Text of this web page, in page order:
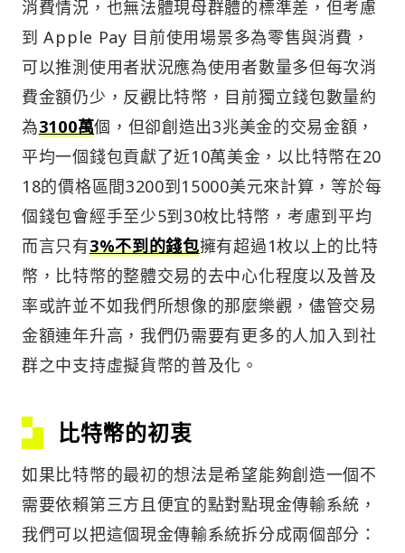
消費情況，也無法體現母群體的標準差，但考慮
到 Apple Pay 目前使用場景多為零售與消費，
可以推測使用者狀況應為使用者數量多但每次消
費金額仍少，反觀比特幣，目前獨立錢包數量約
為3100萬個，但卻創造出3兆美金的交易金額，
平均一個錢包貢獻了近10萬美金，以比特幣在20
18的價格區間3200到15000美元來計算，等於每
個錢包會經手至少5到30枚比特幣，考慮到平均
而言只有3%不到的錢包擁有超過1枚以上的比特
幣，比特幣的整體交易的去中心化程度以及普及
率或許並不如我們所想像的那麼樂觀，儘管交易
金額連年升高，我們仍需要有更多的人加入到社
群之中支持虛擬貨幣的普及化。
比特幣的初衷
如果比特幣的最初的想法是希望能夠創造一個不
需要依賴第三方且便宜的點對點現金傳輸系統，
我們可以把這個現金傳輸系統拆分成兩個部分：